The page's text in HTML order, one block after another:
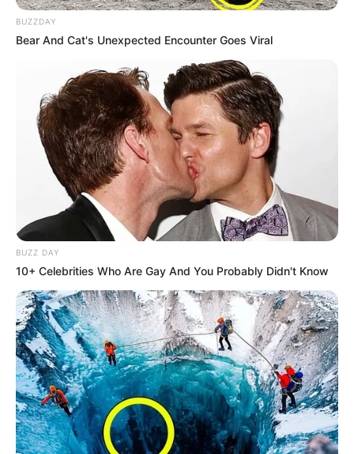
Agente de Saúde é indiciada por falsificar
Câmara dos Deputados: anuênios, triênios,
quinquênios, sexta-parte e licenças-prêmio
entram no debate.
O que é que os diretores da CONACS foram
fazer na Argentina, durante mobilização em
Brasília?
Modelo para os Agentes de Saúde:
Denúncia anônima leva MP a investigar
30 horas: parecer da Comissão de Finanças
se posicionou sobre redução da jornada de
40 para 30 horas.
DESTAQUES DO MÊS
Prefeitura realiza a maior entrega de
motocicletas aos Agentes de Saúde da
história...
BUZZDAY
Bear And Cat's Unexpected Encounter Goes Viral
BUZZ DAY
10+ Celebrities Who Are Gay And You Probably Didn't Know